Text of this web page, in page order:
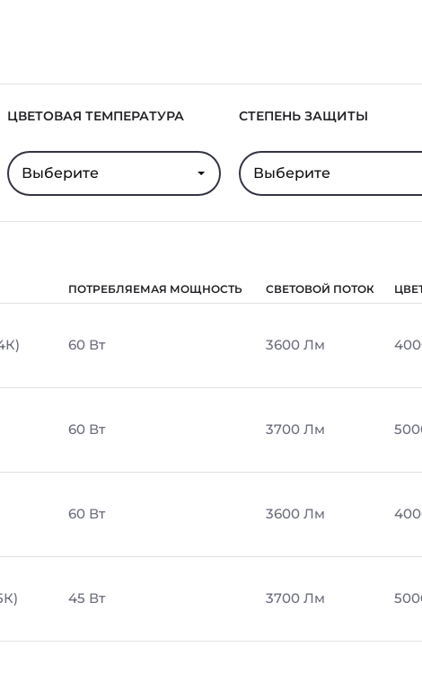
ЦВЕТОВАЯ ТЕМПЕРАТУРА
Выберите
СТЕПЕНЬ ЗАЩИТЫ
Выберите
ПОТРЕБЛЯЕМАЯ МОЩНОСТЬ СВЕТОВОЙ ПОТОК
60 Вт 3600 Лм
60 Вт 3700 Лм
60 Вт 3600 Лм
45 Вт 3700 Лм